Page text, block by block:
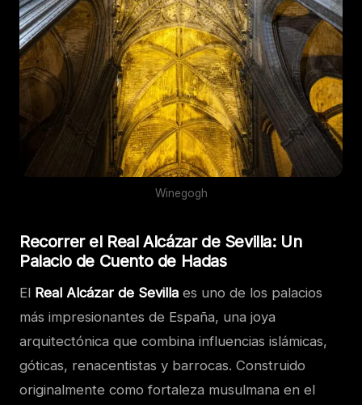
Winegogh
Recorrer el Real Alcázar de Sevilla: Un
Palacio de Cuento de Hadas
El Real Alcázar de Sevilla es uno de los palacios
más impresionantes de España, una joya
arquitectónica que combina influencias islámicas,
góticas, renacentistas y barrocas. Construido
originalmente como fortaleza musulmana en el